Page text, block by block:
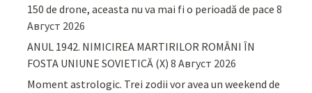
150 de drone, aceasta nu va mai fi o perioadă de pace 8
Август 2026
ANUL 1942. NIMICIREA MARTIRILOR ROMÂNI ÎN
FOSTA UNIUNE SOVIETICĂ (X) 8 Август 2026
Moment astrologic. Trei zodii vor avea un weekend de